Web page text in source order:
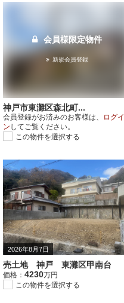
会員様限定物件
新規会員登録
神戸市東灘区森北町...
会員登録がお済みのお客様は、
ログイ
ン してご覧ください。
この物件を選択する
2026年8月7日
売土地 神戸 東灘区甲南台
価格： 4230万円
この物件を選択する